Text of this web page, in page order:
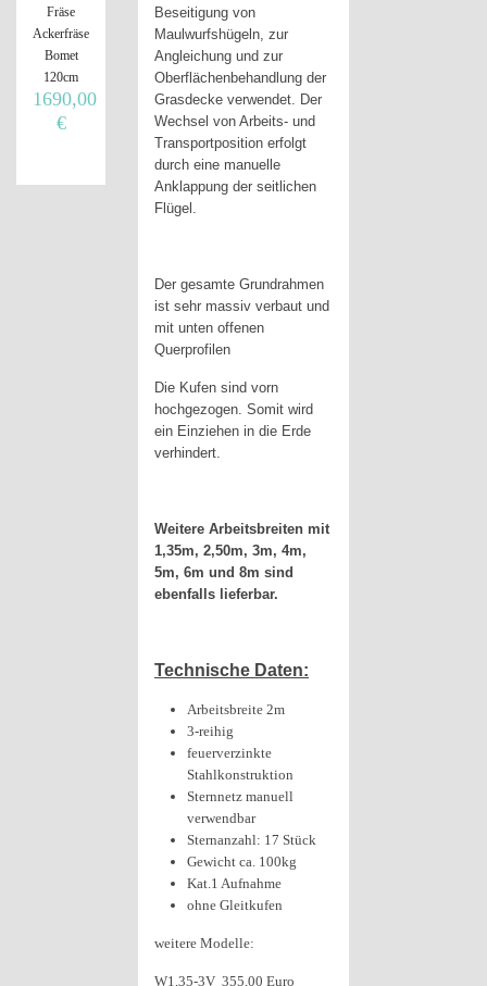
Beseitigung von
Maulwurfshügeln, zur
Angleichung und zur
Oberflächenbehandlung der
Grasdecke verwendet. Der
Wechsel von Arbeits- und
Transportposition erfolgt
durch eine manuelle
Anklappung der seitlichen
Flügel.
Der gesamte Grundrahmen
ist sehr massiv verbaut und
mit unten offenen
Querprofilen
Die Kufen sind vorn
hochgezogen. Somit wird
ein Einziehen in die Erde
verhindert.
Weitere Arbeitsbreiten mit
1,35m, 2,50m, 3m, 4m,
5m, 6m und 8m sind
ebenfalls lieferbar.
Technische Daten:
Arbeitsbreite 2m
3-reihig
feuerverzinkte
Stahlkonstruktion
Sternnetz manuell
verwendbar
Sternanzahl: 17 Stück
Gewicht ca. 100kg
Kat.1 Aufnahme
ohne Gleitkufen
weitere Modelle:
W1,35-3V 355,00 Euro
Fräse
Ackerfräse
Bomet
120cm
1690,00
€